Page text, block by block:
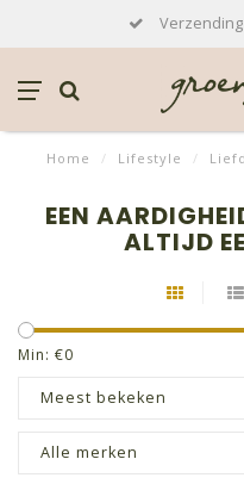
Home / Lifestyle /
EEN
ALTIJD
Min: €0
Meest bekeken
Alle merken